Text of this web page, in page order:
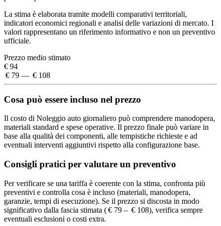
La stima è elaborata tramite modelli comparativi territoriali,
indicatori economici regionali e analisi delle variazioni di mercato. I
valori rappresentano un riferimento informativo e non un preventivo
ufficiale.
Prezzo medio stimato
€ 94
€ 79 — € 108
Cosa può essere incluso nel prezzo
Il costo di Noleggio auto giornaliero può comprendere manodopera,
materiali standard e spese operative. Il prezzo finale può variare in
base alla qualità dei componenti, alle tempistiche richieste e ad
eventuali interventi aggiuntivi rispetto alla configurazione base.
Consigli pratici per valutare un preventivo
Per verificare se una tariffa è coerente con la stima, confronta più
preventivi e controlla cosa è incluso (materiali, manodopera,
garanzie, tempi di esecuzione). Se il prezzo si discosta in modo
significativo dalla fascia stimata ( € 79 – € 108), verifica sempre
eventuali esclusioni o costi extra.